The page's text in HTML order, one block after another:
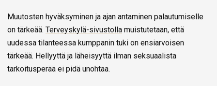
Muutosten hyväksyminen ja ajan antaminen palautumiselle
on tärkeää. Terveyskylä-sivustolla muistutetaan, että
uudessa tilanteessa kumppanin tuki on ensiarvoisen
tärkeää. Hellyyttä ja läheisyyttä ilman seksuaalista
tarkoitusperää ei pidä unohtaa.